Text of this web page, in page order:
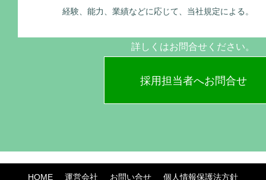
経験、能力、業績などに応じて、当社規定による。
詳しくはお問合せください。
採用担当者へお問合せ
HOME 運営会社 お問い合せ
個人情報保護法方針